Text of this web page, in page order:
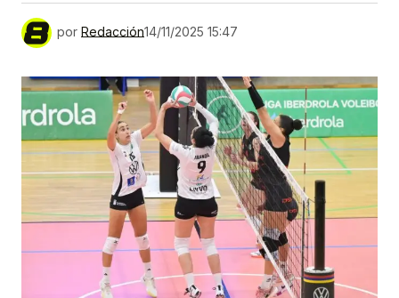
por Redacción14/11/2025 15:47